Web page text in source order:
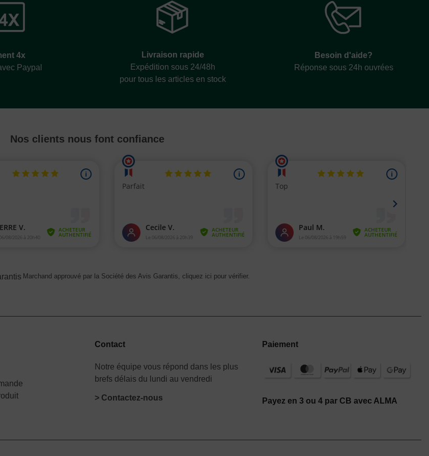
4x
Paypal
Livraison rapide
Expédition sous 24/48h
pour tous les articles en stock
Besoin d'aide?
Réponse sous 24h ouvrées
Nos clients nous font confiance
Marchand approuvé par la Société des Avis Garantis, cliquez ici pour vérifier.
Contact
Notre équipe vous répond dans les plus
brefs délais du lundi au vendredi
> Contactez-nous
Paiement
Payez en 3 ou 4 par CB avec ALMA